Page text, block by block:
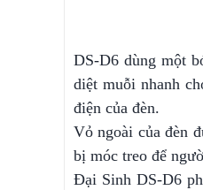
DS-D6 dùng một
diệt muỗi nhanh
điện của đèn.
Vỏ ngoài của đèn
bị móc treo để
Đại Sinh DS-D6